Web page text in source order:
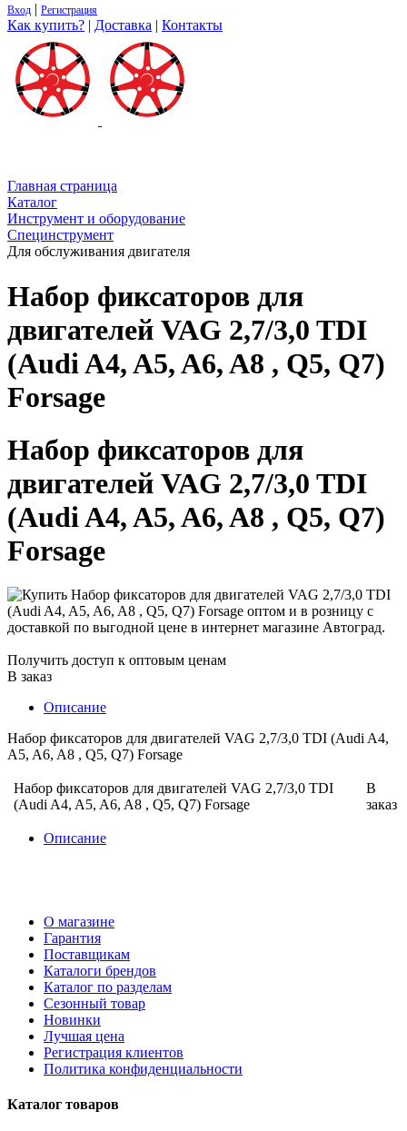
Вход | Регистрация
Как купить? | Доставка | Контакты
Главная страница
Каталог
Инструмент и оборудование
Специнструмент
Для обслуживания двигателя
Набор фиксаторов для
двигателей VAG 2,7/3,0 TDI
(Audi A4, A5, A6, A8 , Q5, Q7)
Forsage
Набор фиксаторов для
двигателей VAG 2,7/3,0 TDI
(Audi A4, A5, A6, A8 , Q5, Q7)
Forsage
Получить доступ к оптовым ценам
В заказ
Описание
Набор фиксаторов для двигателей VAG 2,7/3,0 TDI (Audi A4,
A5, A6, A8 , Q5, Q7) Forsage
Набор фиксаторов для двигателей VAG 2,7/3,0 TDI
(Audi A4, A5, A6, A8 , Q5, Q7) Forsage
В
заказ
Описание
О магазине
Гарантия
Поставщикам
Каталоги брендов
Каталог по разделам
Сезонный товар
Новинки
Лучшая цена
Регистрация клиентов
Политика конфиденциальности
Каталог товаров